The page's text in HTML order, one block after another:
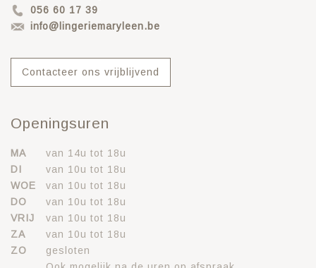
056 60 17 39
info@lingeriemaryleen.be
Contacteer ons vrijblijvend
Openingsuren
MA
van 14u tot 18u
DI
van 10u tot 18u
WOE
van 10u tot 18u
DO
van 10u tot 18u
VRIJ
van 10u tot 18u
ZA
van 10u tot 18u
ZO
gesloten